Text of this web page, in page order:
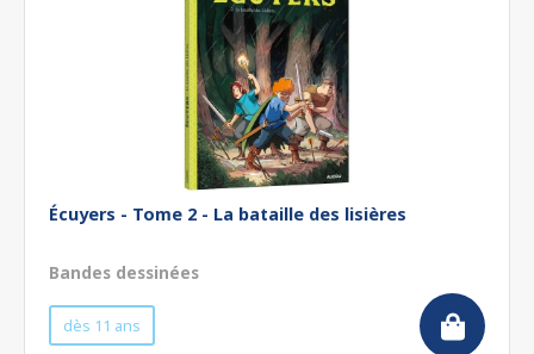
Écuyers - Tome 2 - La bataille des lisières
Bandes dessinées
dès 11 ans